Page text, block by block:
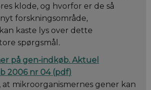
klode, og hvorfor er de så
forskningsområde,
kaste lys over dette
spørgsmål .
på gen-indkøb. Aktuel
2006 nr 04 (pdf)
at mikroorganismernes gener kan
aktuelnaturvidenskab.dk